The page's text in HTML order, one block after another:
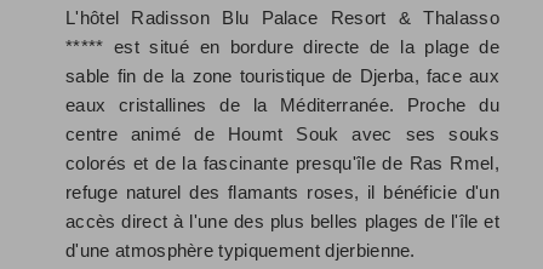
L'hôtel Radisson Blu Palace Resort & Thalasso
***** est situé en bordure directe de la plage de
sable fin de la zone touristique de Djerba, face aux
eaux cristallines de la Méditerranée. Proche du
centre animé de Houmt Souk avec ses souks
colorés et de la fascinante presqu'île de Ras Rmel,
refuge naturel des flamants roses, il bénéficie d'un
accès direct à l'une des plus belles plages de l'île et
d'une atmosphère typiquement djerbienne.